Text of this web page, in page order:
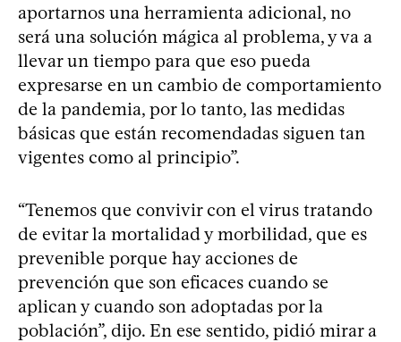
aportarnos una herramienta adicional, no
será una solución mágica al problema, y va a
llevar un tiempo para que eso pueda
expresarse en un cambio de comportamiento
de la pandemia, por lo tanto, las medidas
básicas que están recomendadas siguen tan
vigentes como al principio”.
“Tenemos que convivir con el virus tratando
de evitar la mortalidad y morbilidad, que es
prevenible porque hay acciones de
prevención que son eficaces cuando se
aplican y cuando son adoptadas por la
población”, dijo. En ese sentido, pidió mirar a